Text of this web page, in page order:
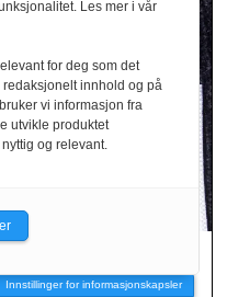
andel
Innstillinger for informasjonskapsler
Les mer i vår
for deg som det
innhold og på
vi informasjon fra
utvikle produktet
og relevant.